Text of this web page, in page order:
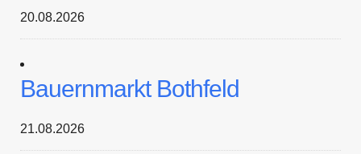
20.08.2026
Bauernmarkt Bothfeld
21.08.2026